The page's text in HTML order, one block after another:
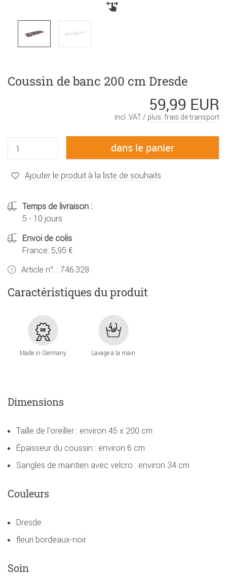
Coussin de banc 200 cm Dresde
59,99 EUR
incl. VAT / plus. frais de transport
Ajouter le produit à la liste de souhaits
Temps de livraison :
5 - 10 jours
Envoi de colis
France: 5,95 €
Article n°. : 746.328
Caractéristiques du produit
Made in Germany Lavage à la main
Dimensions
Taille de l'oreiller : environ 45 x 200 cm
Épaisseur du coussin : environ 6 cm
Sangles de maintien avec velcro : environ 34 cm
Couleurs
Dresde
fleuri bordeaux-noir
Soin